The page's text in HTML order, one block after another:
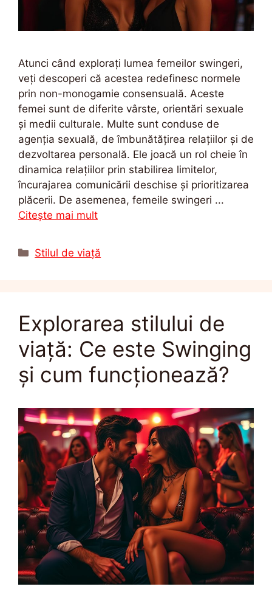
Atunci când explorați lumea femeilor swingeri,
veți descoperi că acestea redefinesc normele
prin non-monogamie consensuală. Aceste
femei sunt de diferite vârste, orientări sexuale
și medii culturale. Multe sunt conduse de
agenția sexuală, de îmbunătățirea relațiilor și de
dezvoltarea personală. Ele joacă un rol cheie în
dinamica relațiilor prin stabilirea limitelor,
încurajarea comunicării deschise și prioritizarea
plăcerii. De asemenea, femeile swingeri ...
Citește mai mult
Categorii
Stilul de viață
Explorarea stilului de
viață: Ce este Swinging
și cum funcționează?